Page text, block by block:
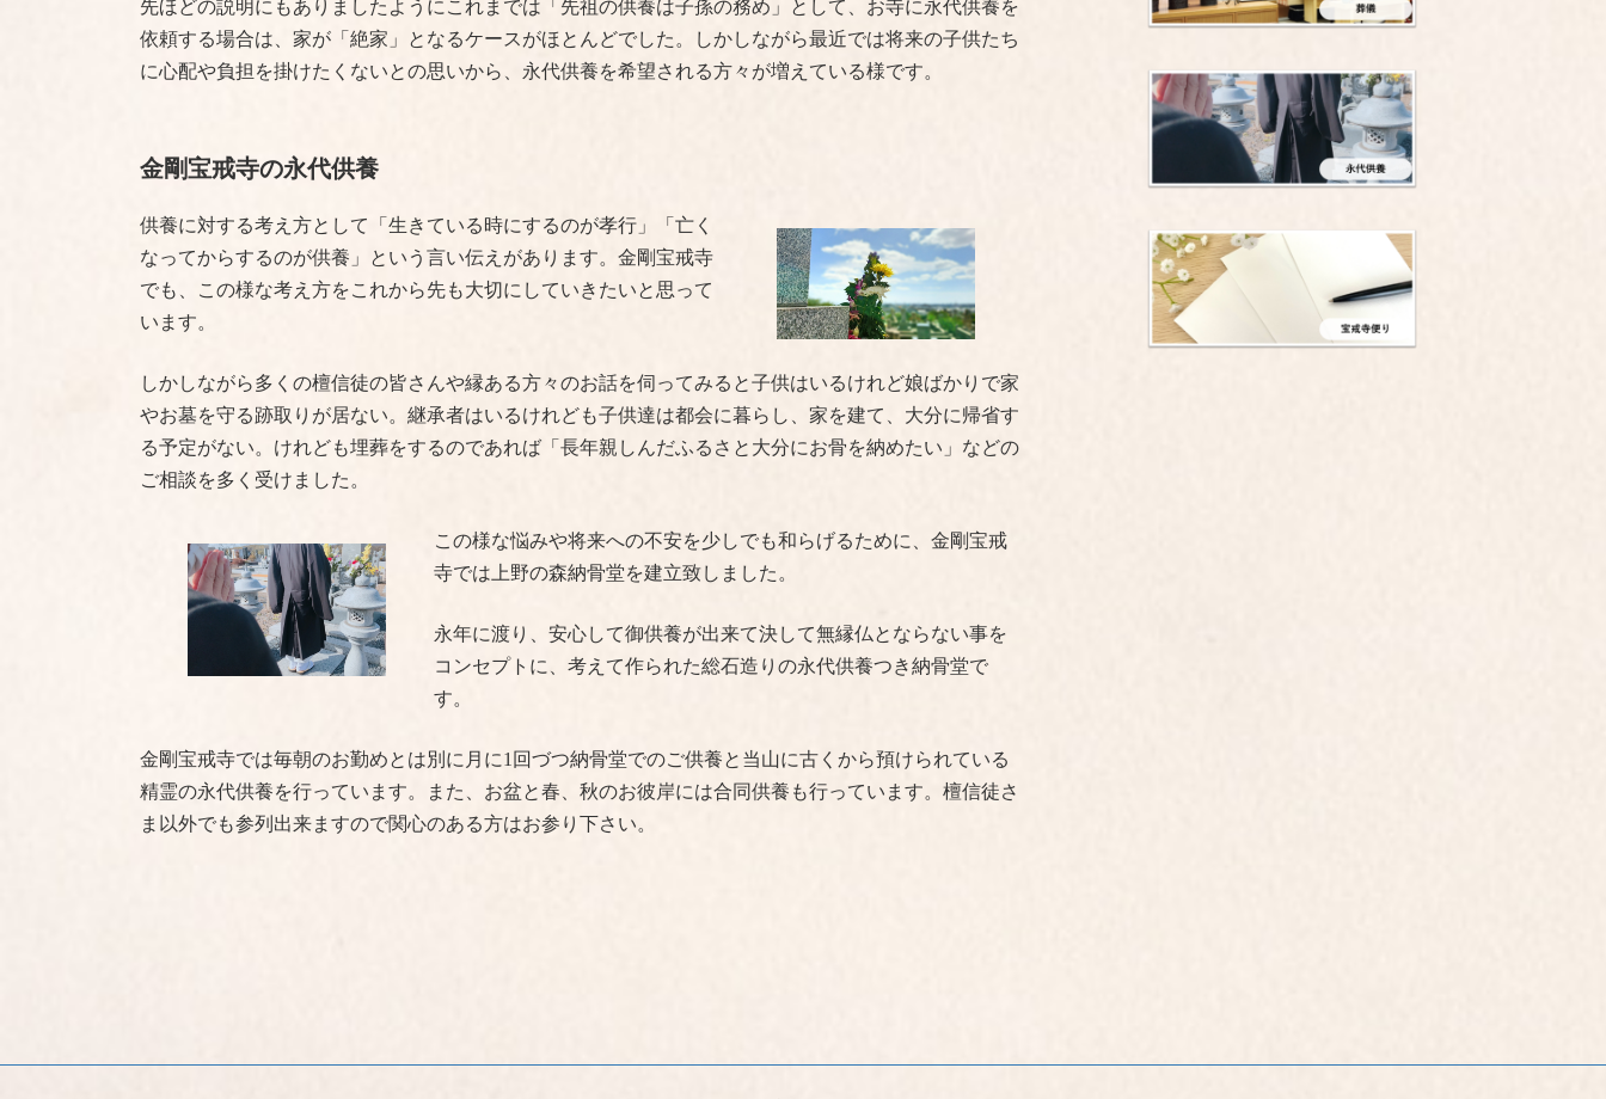
先ほどの説明にもありましたようにこれまでは「先祖の供養は子孫の務め」として、お寺に永代供養を
依頼する場合は、家が「絶家」となるケースがほとんどでした。しかしながら最近では将来の子供たち
に心配や負担を掛けたくないとの思いから、永代供養を希望される方々が増えている様です。
金剛宝戒寺の永代供養
供養に対する考え方として「生きている時にするのが孝行」「亡く
なってからするのが供養」という言い伝えがあります。金剛宝戒寺
でも、この様な考え方をこれから先も大切にしていきたいと思って
います。
しかしながら多くの檀信徒の皆さんや縁ある方々のお話を伺ってみると子供はいるけれど娘ばかりで家
やお墓を守る跡取りが居ない。継承者はいるけれども子供達は都会に暮らし、家を建て、大分に帰省す
る予定がない。けれども埋葬をするのであれば「長年親しんだふるさと大分にお骨を納めたい」などの
ご相談を多く受けました。
この様な悩みや将来への不安を少しでも和らげるために、金剛宝戒
寺では上野の森納骨堂を建立致しました。
永年に渡り、安心して御供養が出来て決して無縁仏とならない事を
コンセプトに、考えて作られた総石造りの永代供養つき納骨堂で
す。
金剛宝戒寺では毎朝のお勤めとは別に月に1回づつ納骨堂でのご供養と当山に古くから預けられている
精霊の永代供養を行っています。また、お盆と春、秋のお彼岸には合同供養も行っています。檀信徒さ
ま以外でも参列出来ますので関心のある方はお参り下さい。